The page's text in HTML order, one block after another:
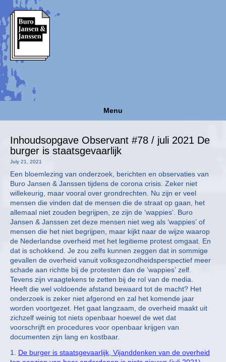
Menu
Inhoudsopgave Observant #78 / juli 2021 De
burger is staatsgevaarlijk
July 21, 2021
Een bloemlezing van onderzoek, berichten en observaties van
Buro Jansen & Janssen tijdens de corona crisis. Zeker niet
willekeurig, maar vooral over grondrechten. Nu zijn er veel
mensen die vinden dat de mensen die de straat op gaan, het
allemaal niet zouden begrijpen, ze zijn de ‘wappies’. Buro
Jansen & Janssen zet deze mensen niet weg als ‘wappies’ of
mensen die het niet begrijpen, maar kijkt naar de wijze waarop
de Nederlandse overheid met het legitieme protest omgaat. En
dat is schokkend. Je zou zelfs kunnen zeggen dat in sommige
gevallen de overheid vanuit volksgezondheidsperspectief meer
schade aan richtte bij de protesten dan de ‘wappies’ zelf.
Tevens zijn vraagtekens te zetten bij de rol van de media.
Heeft die wel voldoende afstand bewaard tot de macht? Het
onderzoek is zeker niet afgerond en zal het komende jaar
worden voortgezet. Het gaat langzaam, de overheid maakt uit
zichzelf weinig tot niets openbaar hoewel de wet dat
voorschrijft en procedures voor openbaar krijgen van
documenten zijn lang en kostbaar.
1. De burger is staatsgevaarlijk, Vijanddenken van de overheid